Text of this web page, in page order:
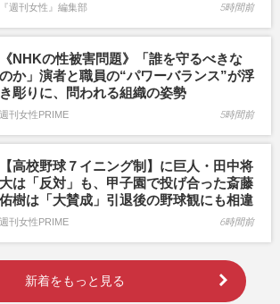
『週刊女性』編集部 5時間前
《NHKの性被害問題》「誰を守るべきな
のか」演者と職員の“パワーバランス”が浮
き彫りに、問われる組織の姿勢
週刊女性PRIME 5時間前
【高校野球７イニング制】に巨人・田中将
大は「反対」も、甲子園で投げ合った斎藤
佑樹は「大賛成」引退後の野球観にも相違
週刊女性PRIME 6時間前
新着をもっと見る